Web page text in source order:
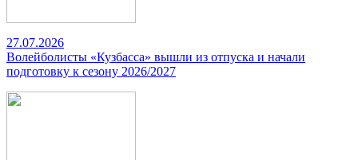
27.07.2026
Волейболисты «Кузбасса» вышли из отпуска и начали
подготовку к сезону 2026/2027